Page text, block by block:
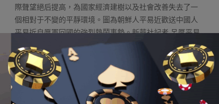
際聲望絕后提高，為國家經濟建樹以及社會改善失去了一
個相對于不變的平靜環境。圖為朝鮮人平易近歡送中國人
平易近自愿軍回國的強烈熱鬧事勢。新華社記者 呂厚平易
近/攝
無論期間若何成長，咱們都要引起守正立異、奮勇向前的
平易近族智慧。
敢于立異者進，擅長創作發明者勝。自愿軍將士“不信賴有